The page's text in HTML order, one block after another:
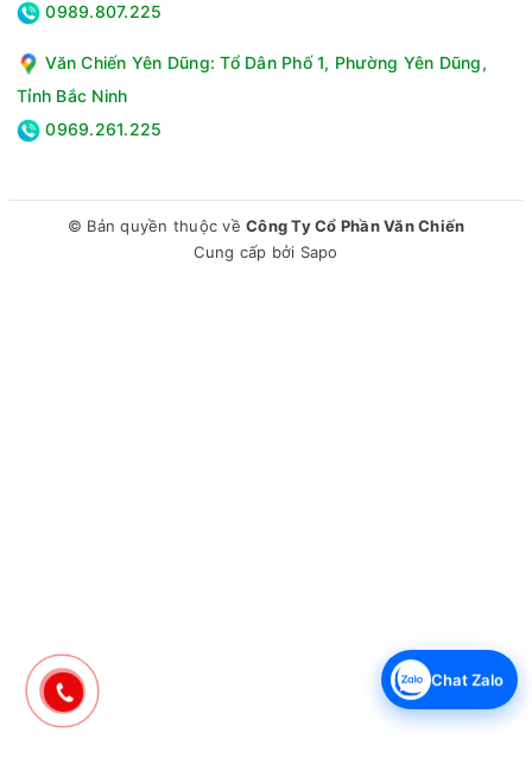
0989.807.225
Văn Chiến Yên Dũng: Tổ Dân Phố 1, Phường Yên Dũng,
Tỉnh Bắc Ninh
0969.261.225
© Bản quyền thuộc về Công Ty Cổ Phần Văn Chiến
Cung cấp bởi Sapo
Chat Zalo